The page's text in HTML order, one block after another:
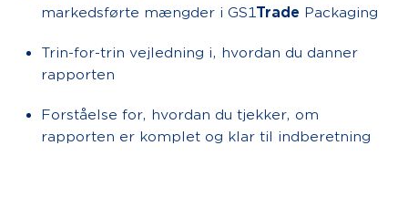
markedsførte mængder i GS1Trade Packaging
Trin-for-trin vejledning i, hvordan du danner
rapporten
Forståelse for, hvordan du tjekker, om
rapporten er komplet og klar til indberetning